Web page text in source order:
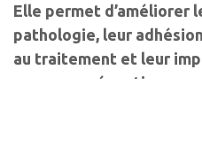
Elle permet d’améliorer
pathologie, leur adhésion
au traitement et leur
mesures préventives.